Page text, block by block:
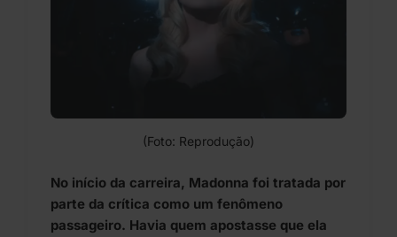
(Foto: Reprodução)
No início da carreira, Madonna foi tratada por
parte da crítica como um fenômeno
passageiro. Havia quem apostasse que ela